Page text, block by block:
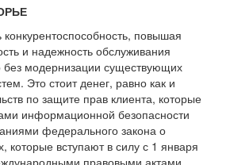
конкурентоспособность, повышая
и надежность обслуживания
модернизации существующих
Это стоит денег, равно как и
по защите прав клиента, которые
информационной безопасности
федерального закона о
которые вступают в силу с 1 января
правовыми актами.